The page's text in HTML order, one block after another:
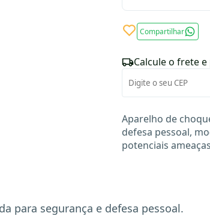
Compartilhar
Calcule o frete
Aparelho de
defesa pessoal,
potenciais
para segurança e defesa pessoal.